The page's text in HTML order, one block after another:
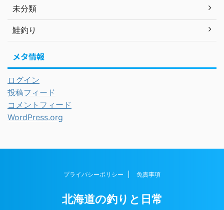
未分類
鮭釣り
メタ情報
ログイン
投稿フィード
コメントフィード
WordPress.org
プライバシーポリシー 免責事項
北海道の釣りと日常